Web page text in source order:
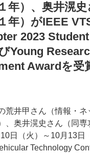
年）、奥井滉
年）がIEEE
2023
Young
Awardを受
荒井甲さん（情報・
、奥井滉史さん（同専
日（火）～10月13日
Technology